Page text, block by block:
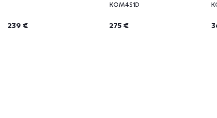
239 €
KOM4S1D
275 €